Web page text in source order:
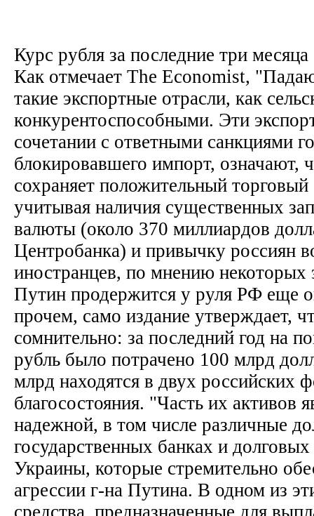
Курс рубля за последние три
Как отмечает The Economist,
такие экспортные отрасли, как
конкурентоспособными. Эти
сочетании с ответными санкциями
блокировавшего импорт, означают,
сохраняет положительный
учитывая наличия существенных
валюты (около 370 миллиардов
Центробанка) и привычку россиян
иностранцев, по мнению некоторых
Путин продержится у руля РФ еще
прочем, само издание утверждает,
сомнительно: за последний год на
рубль было потрачено 100 млрд
млрд находятся в двух российских
благосостояния. "Часть их активов
надежной, в том числе различные
государственных банках и долговых
Украины, которые стремительно
агрессии г-на Путина. В одном из
средства, предназначенные для